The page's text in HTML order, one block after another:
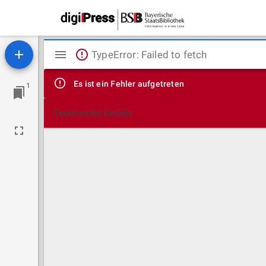
1
Mirador
Viewer
TypeError: Failed to fetch
Es ist ein Fehler aufgetreten
Technische Details